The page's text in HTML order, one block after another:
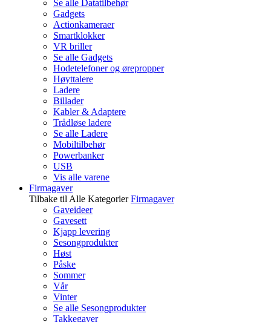
Se alle Datatilbehør
Gadgets
Actionkameraer
Smartklokker
VR briller
Se alle Gadgets
Hodetelefoner og ørepropper
Høyttalere
Ladere
Billader
Kabler & Adaptere
Trådløse ladere
Se alle Ladere
Mobiltilbehør
Powerbanker
USB
Vis alle varene
Firmagaver
Tilbake til Alle Kategorier Firmagaver
Gaveideer
Gavesett
Kjapp levering
Sesongprodukter
Høst
Påske
Sommer
Vår
Vinter
Se alle Sesongprodukter
Takkegaver